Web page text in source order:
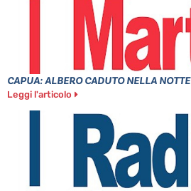
CAPUA: ALBERO CADUTO NELLA NOTTE
Leggi l'articolo